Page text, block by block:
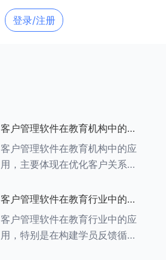
登录/注册
客户管理软件在教育机构中的应
用探索
客户管理软件在教育机构中的应
用，主要体现在优化客户关系管
作效率及促进业务增长等多个方
面。以下是对客户管理软件在教
育机构中应用的具体探索：
###一、
客户管理软件在教育行业中的学
员反馈循环机制
客户管理软件在教育行业中的应
用，特别是在构建学员反馈循环